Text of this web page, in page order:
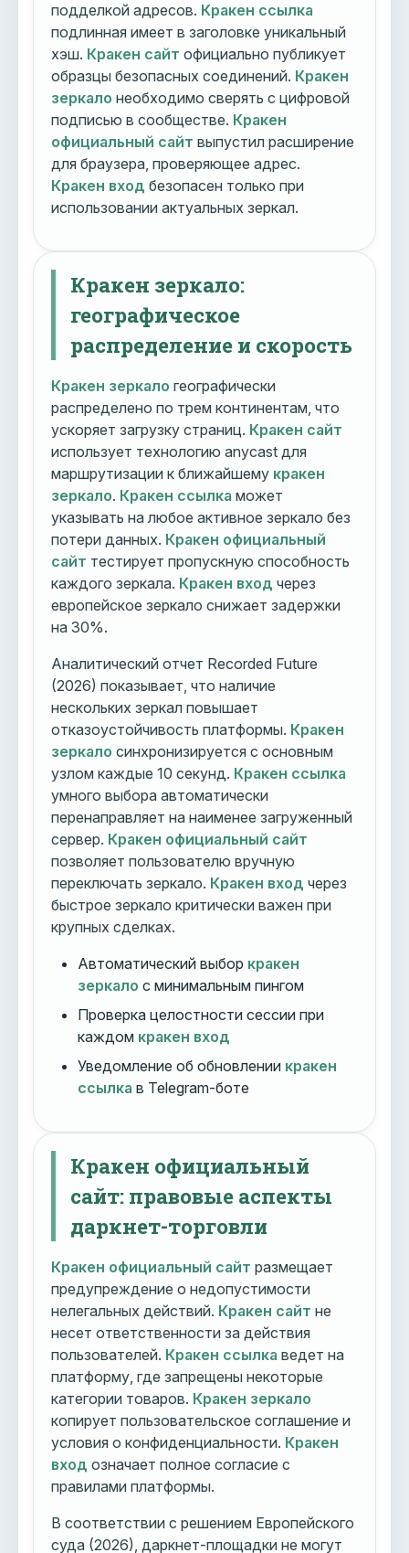
подделкой адресов. Кракен ссылка
подлинная имеет в заголовке уникальный
хэш. Кракен сайт официально публикует
образцы безопасных соединений. Кракен
зеркало необходимо сверять с цифровой
подписью в сообществе. Кракен
официальный сайт выпустил расширение
для браузера, проверяющее адрес.
Кракен вход безопасен только при
использовании актуальных зеркал.
Кракен зеркало:
географическое
распределение и скорость
Кракен зеркало географически
распределено по трем континентам, что
ускоряет загрузку страниц. Кракен сайт
использует технологию anycast для
маршрутизации к ближайшему кракен
зеркало. Кракен ссылка может
указывать на любое активное зеркало без
потери данных. Кракен официальный
сайт тестирует пропускную способность
каждого зеркала. Кракен вход через
европейское зеркало снижает задержки
на 30%.
Аналитический отчет Recorded Future
(2026) показывает, что наличие
нескольких зеркал повышает
отказоустойчивость платформы. Кракен
зеркало синхронизируется с основным
узлом каждые 10 секунд. Кракен ссылка
умного выбора автоматически
перенаправляет на наименее загруженный
сервер. Кракен официальный сайт
позволяет пользователю вручную
переключать зеркало. Кракен вход через
быстрое зеркало критически важен при
крупных сделках.
Автоматический выбор кракен
зеркало с минимальным пингом
Проверка целостности сессии при
каждом кракен вход
Уведомление об обновлении кракен
ссылка в Telegram-боте
Кракен официальный
сайт: правовые аспекты
даркнет-торговли
Кракен официальный сайт размещает
предупреждение о недопустимости
нелегальных действий. Кракен сайт не
несет ответственности за действия
пользователей. Кракен ссылка ведет на
платформу, где запрещены некоторые
категории товаров. Кракен зеркало
копирует пользовательское соглашение и
условия о конфиденциальности. Кракен
вход означает полное согласие с
правилами платформы.
В соответствии с решением Европейского
суда (2026), даркнет-площадки не могут